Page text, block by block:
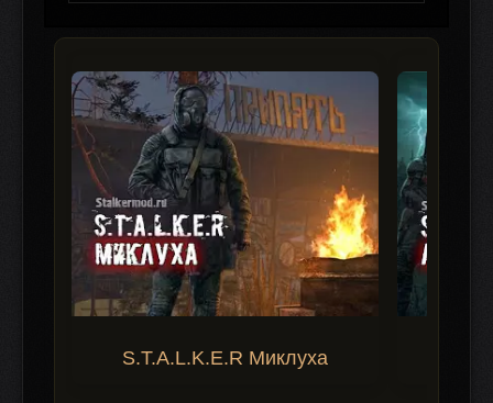
S.T.A.L.K.E.R Миклуха